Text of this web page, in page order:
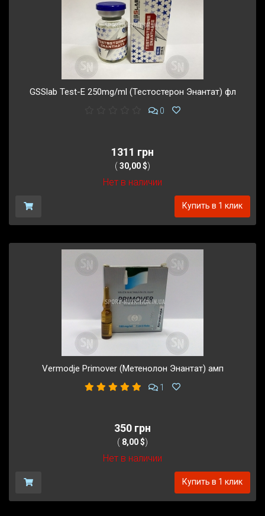
GSSlab Test-E 250mg/ml (Тестостерон Энантат) фл
0
1311 грн
( 30,00 $)
Нет в наличии
Купить в 1 клик
Vermodje Primover (Метенолон Энантат) амп
1
350 грн
( 8,00 $)
Нет в наличии
Купить в 1 клик